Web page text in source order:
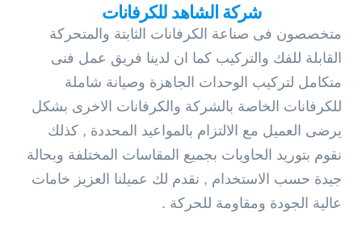
شركة الشاهد للكرفانات
متخصصون فى صناعة الكرفانات الثابتة والمتحركة
القابلة للفك والتركيب كما ان لدينا فريق عمل فنى
متكامل لتركيب الوحدات الجاهزة وصيانة شاملة
للكرفانات الخاصة بالشركة والكرفانات الاخرى بشكل
يرضى العميل مع الالتزام بالمواعيد المحددة , كذلك
نقوم بتوريد الحاويات بجميع المقاسات المختلفة وبحالة
جيدة حسب الاستخدام , نقدم لك عميلنا العزيز خامات
عالية الجودة ومقاومة للحركة .